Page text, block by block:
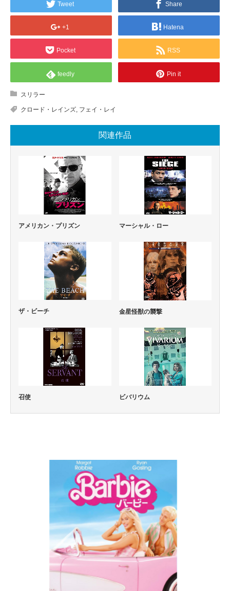
Tweet Share
+1 Hatena
Pocket RSS
feedly Pin it
スリラー
クロード・レインズ, フェイ・レイ
関連作品
アメリカン・プリズン マーシャル・ロー
ザ・ビーチ 金星怪獣の襲撃
召使 ビバリウム